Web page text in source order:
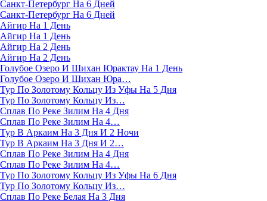
Санкт-Петербург На 6 Дней
Санкт-Петербург На 6 Дней
Айгир На 1 День
Айгир На 1 День
Айгир На 2 День
Айгир На 2 День
Голубое Озеро И Шихан Юрактау На 1 День
Голубое Озеро И Шихан Юра…
Тур По Золотому Кольцу Из Уфы На 5 Дня
Тур По Золотому Кольцу Из…
Сплав По Реке Зилим На 4 Дня
Сплав По Реке Зилим На 4…
Тур В Аркаим На 3 Дня И 2 Ночи
Тур В Аркаим На 3 Дня И 2…
Сплав По Реке Зилим На 4 Дня
Сплав По Реке Зилим На 4…
Тур По Золотому Кольцу Из Уфы На 6 Дня
Тур По Золотому Кольцу Из…
Сплав По Реке Белая На 3 Дня